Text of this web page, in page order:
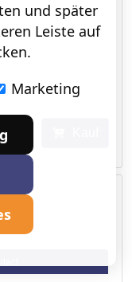
und später
Leiste auf
Marketing